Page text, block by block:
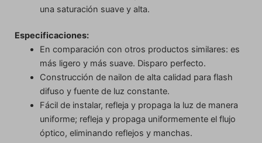
una saturación suave y alta.
Especificaciones:
En comparación con otros productos similares: es
más ligero y más suave. Disparo perfecto.
Construcción de nailon de alta calidad para flash
difuso y fuente de luz constante.
Fácil de instalar, refleja y propaga la luz de manera
uniforme; refleja y propaga uniformemente el flujo
óptico, eliminando reflejos y manchas.